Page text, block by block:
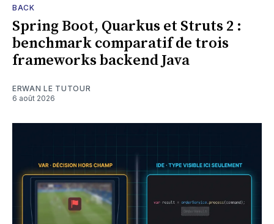
BACK
Spring Boot, Quarkus et Struts 2 :
benchmark comparatif de trois
frameworks backend Java
ERWAN LE TUTOUR
6 août 2026